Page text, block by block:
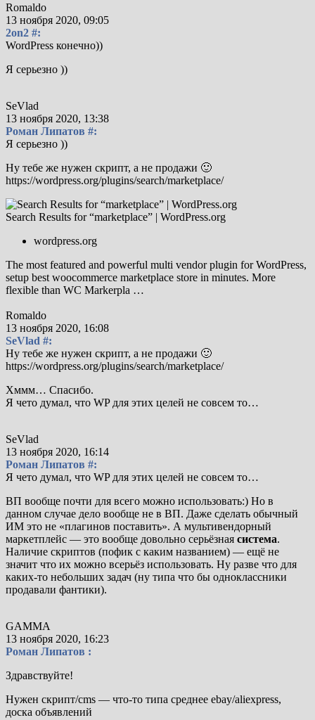
Romaldo
13 ноября 2020, 09:05
2on2 #:
WordPress конечно))
Я серьезно ))
SeVlad
13 ноября 2020, 13:38
Роман Липатов #:
Я серьезно ))
Ну тебе же нужен скрипт, а не продажи 🙂
https://wordpress.org/plugins/search/marketplace/
Search Results for “marketplace” | WordPress.org
wordpress.org
The most featured and powerful multi vendor plugin for WordPress,
setup best woocommerce marketplace store in minutes. More
flexible than WC Markerpla …
Romaldo
13 ноября 2020, 16:08
SeVlad #:
Ну тебе же нужен скрипт, а не продажи 🙂
https://wordpress.org/plugins/search/marketplace/
Хммм… Спасибо.
Я чето думал, что WP для этих целей не совсем то…
SeVlad
13 ноября 2020, 16:14
Роман Липатов #:
Я чето думал, что WP для этих целей не совсем то…
ВП вообще почти для всего можно использовать:) Но в
данном случае дело вообще не в ВП. Даже сделать обычный
ИМ это не «плагинов поставить». А мультивендорный
маркетплейс — это вообще довольно серьёзная система.
Наличие скриптов (пофик с каким названием) — ещё не
значит что их можно всерьёз использовать. Ну разве что для
каких-то небольших задач (ну типа что бы одноклассники
продавали фантики).
GAMMA
13 ноября 2020, 16:23
Роман Липатов :
Здравствуйте!
Нужен скрипт/cms — что-то типа среднее ebay/aliexpress,
доска объявлений